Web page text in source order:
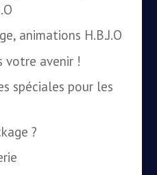
animations H.B.J.O
votre avenir !
spéciales pour les
?